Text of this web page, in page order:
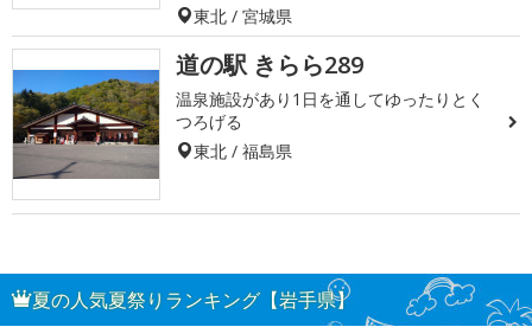
東北 / 宮城県
道の駅 きらら289
温泉施設があり1日を通してゆったりとく
つろげる
東北 / 福島県
夏の人気夏祭りランキング【岩手県】